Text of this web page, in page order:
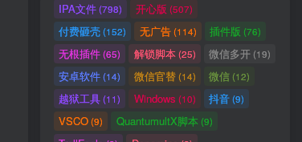
IPA文件(798) 开心版 (507)
付费砸壳(152) 无广告(114) 插件版 (76)
无根插件(65) 解锁脚本(25) 微信多开(19)
安卓软件(14) 微信官替(14) 微信(12)
越狱工具(11) Windows (10) 抖音(9)
VSCO(9) QuantumultX脚本(9)